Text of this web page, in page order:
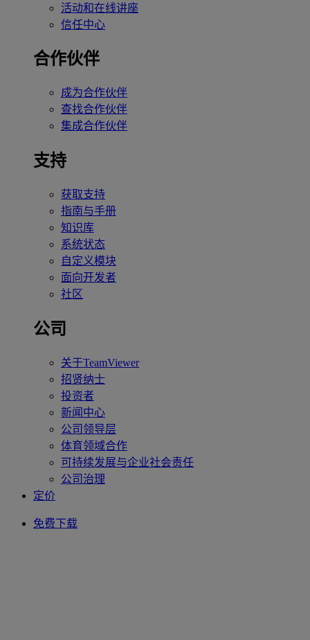
活动和在线讲座
信任中心
合作伙伴
成为合作伙伴
查找合作伙伴
集成合作伙伴
支持
获取支持
指南与手册
知识库
系统状态
自定义模块
面向开发者
社区
公司
关于TeamViewer
招贤纳士
投资者
新闻中心
公司领导层
体育领域合作
可持续发展与企业社会责任
公司治理
定价
免费下载